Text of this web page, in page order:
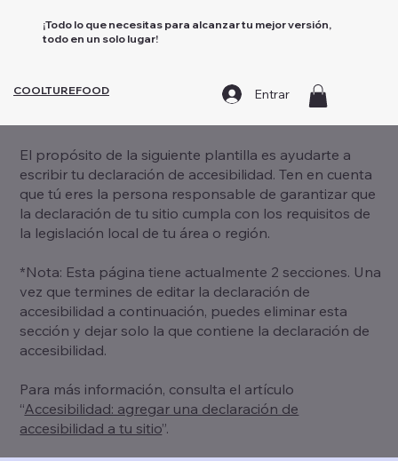
¡Todo lo que necesitas para alcanzar tu mejor versión,
todo en un solo lugar!
COOLTUREFOOD Entrar
El propósito de la siguiente plantilla es ayudarte a
escribir tu declaración de accesibilidad. Ten en cuenta
que tú eres la persona responsable de garantizar que
la declaración de tu sitio cumpla con los requisitos de
la legislación local de tu área o región.
*Nota: Esta página tiene actualmente 2 secciones. Una
vez que termines de editar la declaración de
accesibilidad a continuación, puedes eliminar esta
sección y dejar solo la que contiene la declaración de
accesibilidad.
Para más información, consulta el artículo
“Accesibilidad: agregar una declaración de
accesibilidad a tu sitio”.